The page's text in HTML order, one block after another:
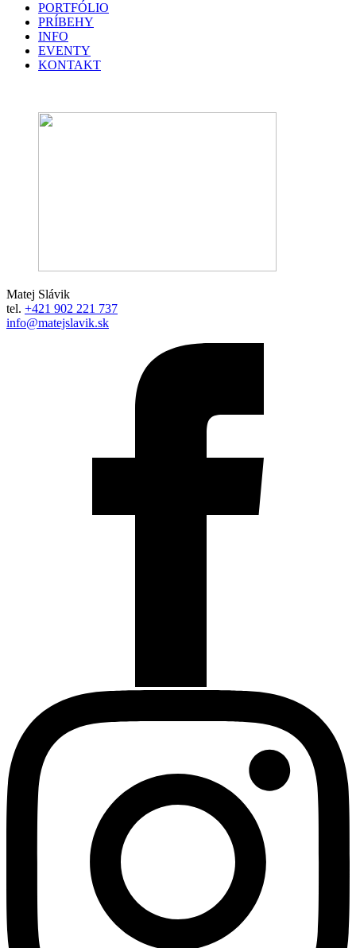
PORTFÓLIO
PRÍBEHY
INFO
EVENTY
KONTAKT
Matej Slávik
tel. +421 902 221 737
info@matejslavik.sk